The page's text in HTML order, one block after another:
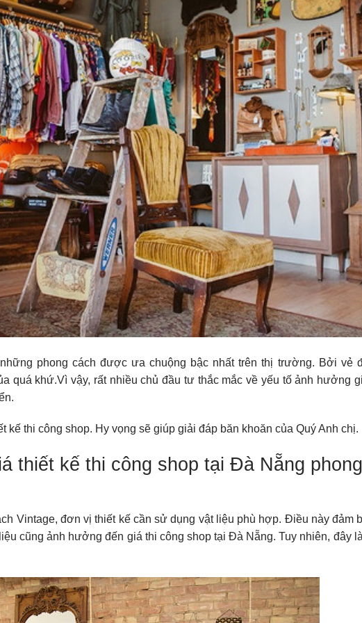
phong cách được ưa chuộng bậc nhất trên thị trường. Bởi vẻ
quá khứ.Vì vậy, rất nhiều chủ đầu tư thắc mắc về yếu tố ảnh hưởng
kế thi công shop. Hy vọng sẽ giúp giải đáp băn khoăn của Quý Anh chị.
thiết kế thi công shop tại Đà Nẵng
Vintage, đơn vị thiết kế cần sử dụng vật liệu phù hợp. Điều này đảm
cũng ảnh hưởng đến giá thi công shop tại Đà Nẵng. Tuy nhiên, đây